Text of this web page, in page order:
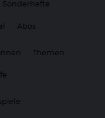
Sonderhefte
Abos
Themen